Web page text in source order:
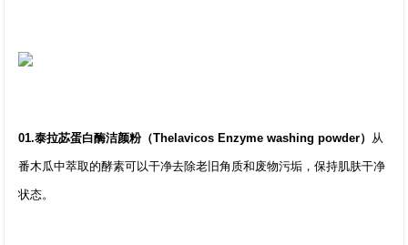
01.泰拉苾蛋白酶洁颜粉（Thelavicos Enzyme washing powder） 从
番木瓜中萃取的酵素可以干净去除老旧角质和废物污垢，保持肌肤干净
状态。